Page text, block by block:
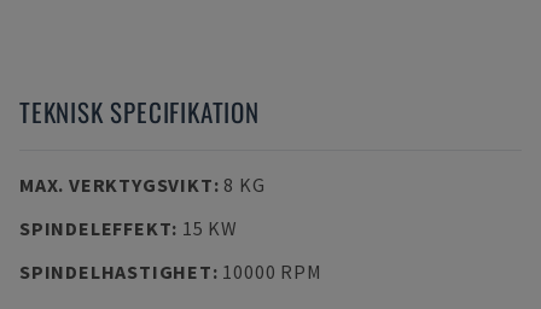
TEKNISK SPECIFIKATION
MAX. VERKTYGSVIKT: 8 KG
SPINDELEFFEKT: 15 KW
SPINDELHASTIGHET: 10000 RPM